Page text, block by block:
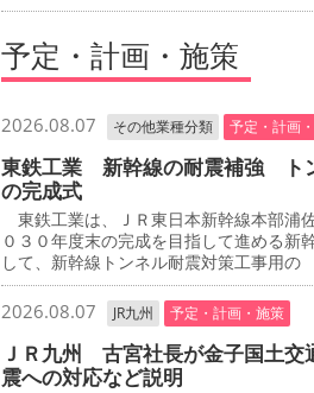
予定・計画・施策
2026.08.07 その他業種分類 予定・計画
東鉄工業 新幹線の耐震補強 ト
の完成式
東鉄工業は、ＪＲ東日本新幹線本部浦
０３０年度末の完成を目指して進める新
して、新幹線トンネル耐震対策工事用の
2026.08.07 JR九州 予定・計画・施策
ＪＲ九州 古宮社長が金子国土
震への対応など説明